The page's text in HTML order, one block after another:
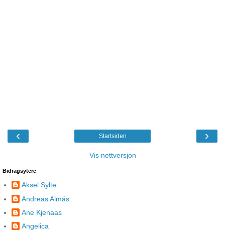
‹ ›
Startsiden
Vis nettversjon
Bidragsytere
Aksel Sylte
Andreas Almås
Ane Kjenaas
Angelica